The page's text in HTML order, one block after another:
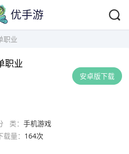
职业
安卓版下载
职业
类： 手机游戏
载量： 164次